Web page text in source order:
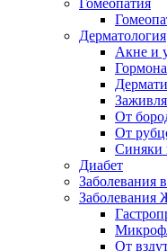
Гомеопатия
Дерматология
Акне и
От
От
Диабет
Заболевания
Заболевания
От